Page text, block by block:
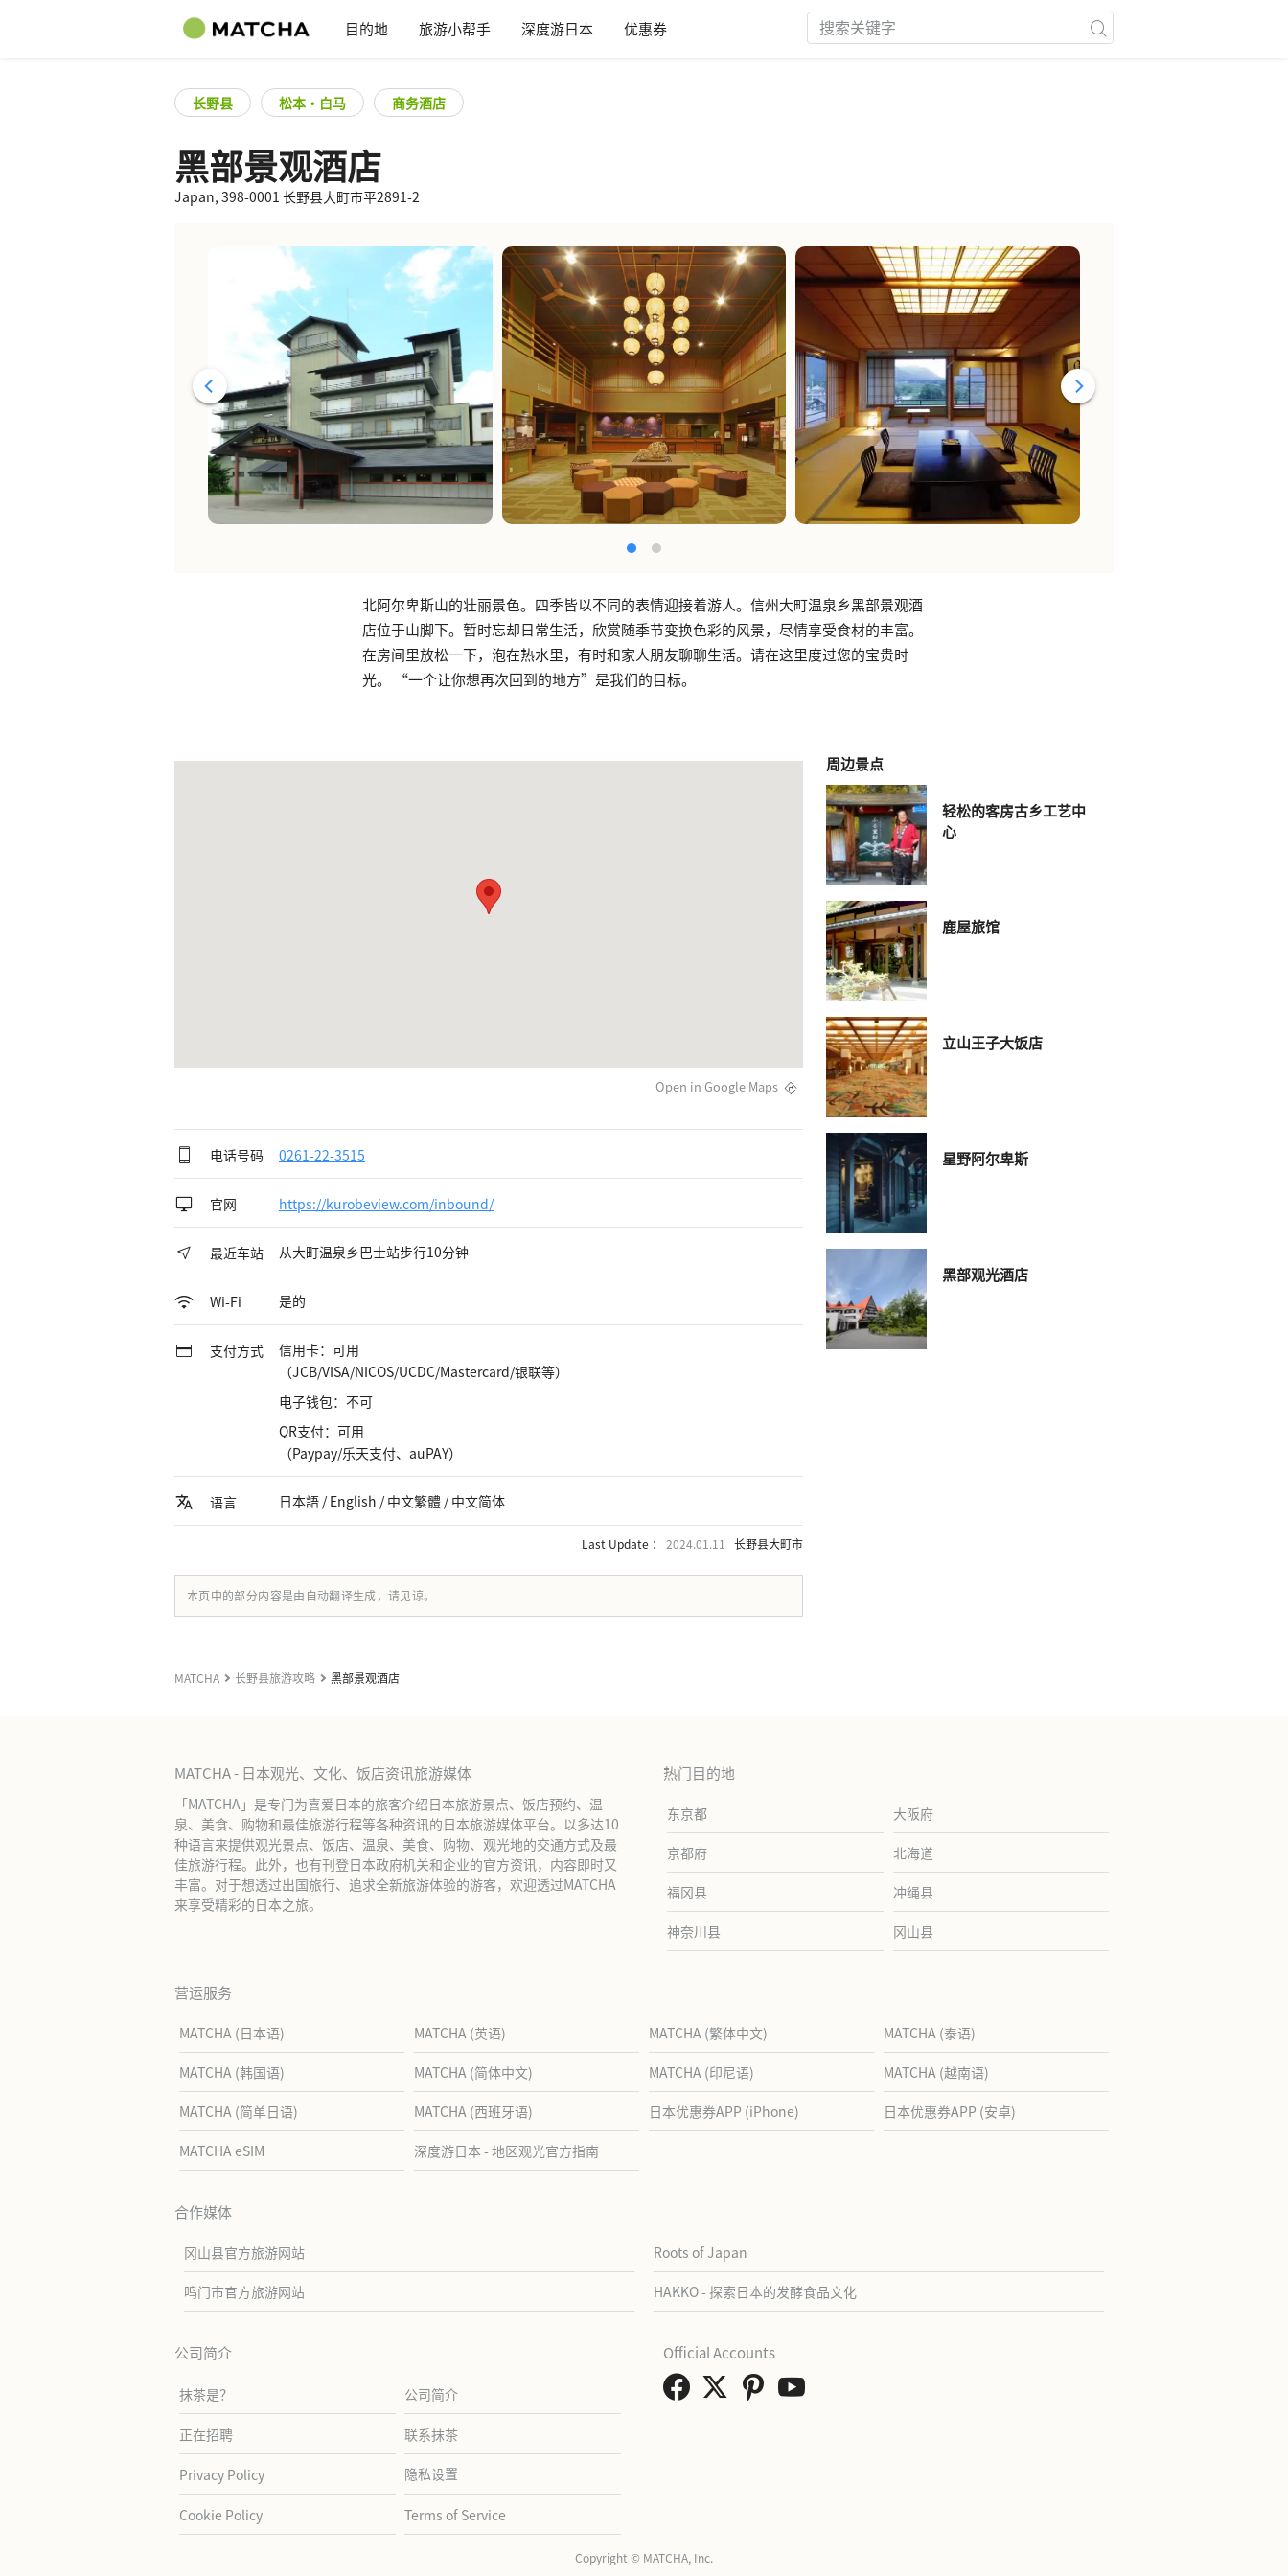
目的地 旅游小帮手 深度游日本 优惠券
长野县 松本・白马 商务酒店
黑部景观酒店
Japan, 398-0001 长野县大町市平2891-2
北阿尔卑斯山的壮丽景色。四季皆以不同的表情迎接着游人。信州大町温泉乡黑部景观酒
店位于山脚下。暂时忘却日常生活，欣赏随季节变换色彩的风景，尽情享受食材的丰富。
在房间里放松一下，泡在热水里，有时和家人朋友聊聊生活。请在这里度过您的宝贵时
光。 “一个让你想再次回到的地方”是我们的目标。
Open in Google Maps
电话号码 0261-22-3515
官网 https://kurobeview.com/inbound/
最近车站 从大町温泉乡巴士站步行10分钟
Wi-Fi 是的
支付方式
信用卡：可用
（JCB/VISA/NICOS/UCDC/Mastercard/银联等）
电子钱包：不可
QR支付：可用
（Paypay/乐天支付、auPAY）
语言 日本語 / English / 中文繁體 / 中文简体
Last Update ： 2024.01.11 长野县大町市
本页中的部分内容是由自动翻译生成，请见谅。
周边景点
轻松的客房古乡工艺中
心
鹿屋旅馆
立山王子大饭店
星野阿尔卑斯
黑部观光酒店
MATCHA 长野县旅游攻略 黑部景观酒店
MATCHA - 日本观光、文化、饭店资讯旅游媒体
「MATCHA」是专门为喜爱日本的旅客介绍日本旅游景点、饭店预约、温
泉、美食、购物和最佳旅游行程等各种资讯的日本旅游媒体平台。以多达10
种语言来提供观光景点、饭店、温泉、美食、购物、观光地的交通方式及最
佳旅游行程。此外，也有刊登日本政府机关和企业的官方资讯，内容即时又
丰富。对于想透过出国旅行、追求全新旅游体验的游客，欢迎透过MATCHA
来享受精彩的日本之旅。
热门目的地
东京都 大阪府
京都府 北海道
福冈县 冲绳县
神奈川县 冈山县
营运服务
MATCHA (日本语) MATCHA (英语) MATCHA (繁体中文) MATCHA (泰语)
MATCHA (韩国语) MATCHA (简体中文) MATCHA (印尼语) MATCHA (越南语)
MATCHA (简单日语) MATCHA (西班牙语) 日本优惠券APP (iPhone) 日本优惠券APP (安卓)
MATCHA eSIM 深度游日本 - 地区观光官方指南
合作媒体
冈山县官方旅游网站 Roots of Japan
鸣门市官方旅游网站 HAKKO - 探索日本的发酵食品文化
公司简介
抹茶是？ 公司简介
正在招聘 联系抹茶
Privacy Policy 隐私设置
Cookie Policy Terms of Service
Official Accounts
Copyright © MATCHA, Inc.